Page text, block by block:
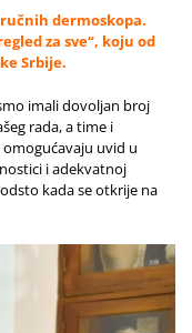
dermoskopa.
za sve“, koju od
Srbije.
imali dovoljan broj
rada, a time i
uvid u
i adekvatnoj
kada se otkrije na